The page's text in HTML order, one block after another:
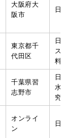
大阪府大
阪市
日
東京都千
代田区
日
ス
料
千葉県習
志野市
日
水
究
オンライ
ン
日